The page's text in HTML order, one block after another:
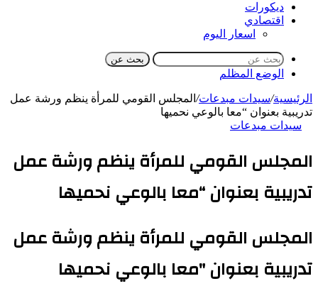
ديكورات
اقتصادي
اسعار اليوم
بحث عن
الوضع المظلم
الرئيسية/سيدات مبدعات/ المجلس القومي للمرأة ينظم ورشة عمل
تدريبية بعنوان “معا بالوعي نحميها
سيدات مبدعات
المجلس القومي للمرأة ينظم ورشة عمل
تدريبية بعنوان “معا بالوعي نحميها
المجلس القومي للمرأة ينظم ورشة عمل
تدريبية بعنوان "معا بالوعي نحميها